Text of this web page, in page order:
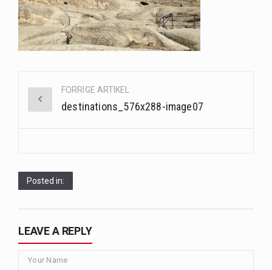
navigationFORRIGE ARTIKEL
destinations_576x288-image07
Posted in:
LEAVE A REPLY